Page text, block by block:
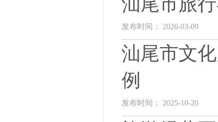
发布时间： 2026-03-09
汕尾市文
例
发布时间： 2025-10-20